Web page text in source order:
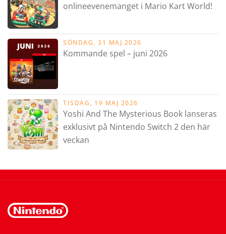
onlineevenemanget i Mario Kart World!
SÖNDAG, 31 MAJ 2026
Kommande spel – juni 2026
TISDAG, 19 MAJ 2026
Yoshi And The Mysterious Book lanseras
exklusivt på Nintendo Switch 2 den här
veckan